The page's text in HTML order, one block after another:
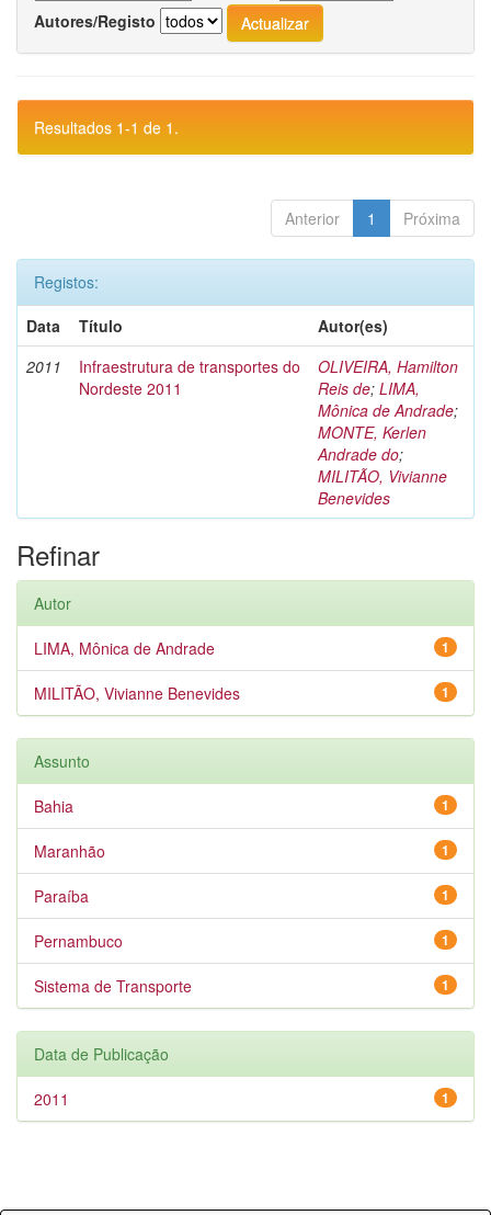
Autores/Registo
Resultados 1-1 de 1.
Anterior 1 Próxima
Registos:
Data
Título
Autor(es)
2011
Infraestrutura de transportes do
Nordeste 2011
OLIVEIRA, Hamilton
Reis de; LIMA,
Mônica de Andrade;
MONTE, Kerlen
Andrade do;
MILITÃO, Vivianne
Benevides
Refinar
Autor
1
LIMA, Mônica de Andrade
1
MILITÃO, Vivianne Benevides
Assunto
1
Bahia
1
Maranhão
1
Paraíba
1
Pernambuco
1
Sistema de Transporte
Data de Publicação
1
2011